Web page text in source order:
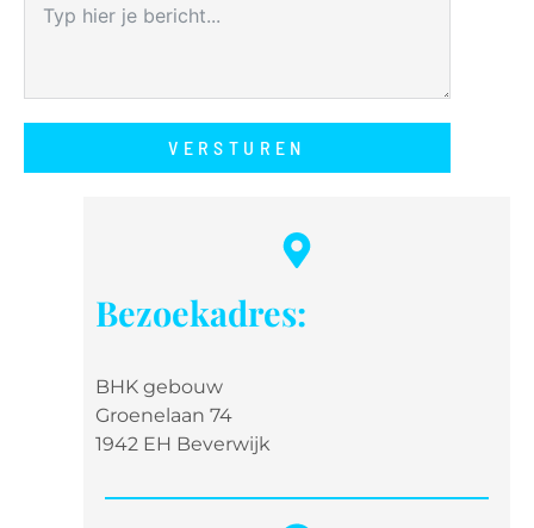
VERSTUREN
Bezoekadres:
BHK gebouw
Groenelaan 74
1942 EH Beverwijk